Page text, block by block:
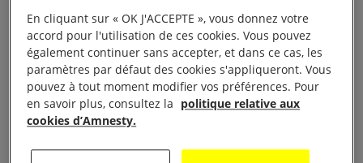
signer les pétitions en faveur de personnes en
danger de notre campagne10 jours pour signer
dans un espace des plus convivial.
Samedi 10 décembre 2017 de 9h30 à 17 h
En cliquant sur « OK J'ACCEPTE », vous donnez votre
accord pour l'utilisation de ces cookies. Vous pouvez
également continuer sans accepter, et dans ce cas, les
paramètres par défaut des cookies s'appliqueront. Vous
pouvez à tout moment modifier vos préférences. Pour
en savoir plus, consultez la politique relative aux
cookies d’Amnesty.